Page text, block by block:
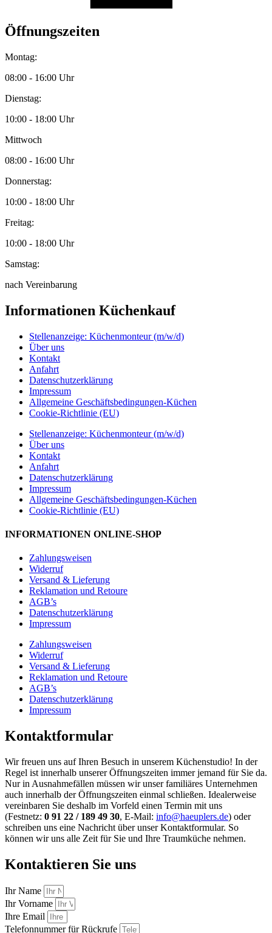
Öffnungszeiten
Montag:
08:00 - 16:00 Uhr
Dienstag:
10:00 - 18:00 Uhr
Mittwoch
08:00 - 16:00 Uhr
Donnerstag:
10:00 - 18:00 Uhr
Freitag:
10:00 - 18:00 Uhr
Samstag:
nach Vereinbarung
Informationen Küchenkauf
Stellenanzeige: Küchenmonteur (m/w/d)
Über uns
Kontakt
Anfahrt
Datenschutzerklärung
Impressum
Allgemeine Geschäftsbedingungen-Küchen
Cookie-Richtlinie (EU)
Stellenanzeige: Küchenmonteur (m/w/d)
Über uns
Kontakt
Anfahrt
Datenschutzerklärung
Impressum
Allgemeine Geschäftsbedingungen-Küchen
Cookie-Richtlinie (EU)
INFORMATIONEN ONLINE-SHOP
Zahlungsweisen
Widerruf
Versand & Lieferung
Reklamation und Retoure
AGB’s
Datenschutzerklärung
Impressum
Zahlungsweisen
Widerruf
Versand & Lieferung
Reklamation und Retoure
AGB’s
Datenschutzerklärung
Impressum
Kontaktformular
Wir freuen uns auf Ihren Besuch in unserem Küchenstudio! In der
Regel ist innerhalb unserer Öffnungszeiten immer jemand für Sie da.
Nur in Ausnahmefällen müssen wir unser familiäres Unternehmen
auch innerhalb der Öffnungszeiten einmal schließen. Idealerweise
vereinbaren Sie deshalb im Vorfeld einen Termin mit uns
(Festnetz: 0 91 22 / 189 49 30, E-Mail: info@haeuplers.de) oder
schreiben uns eine Nachricht über unser Kontaktformular. So
können wir uns alle Zeit für Sie und Ihre Traumküche nehmen.
Kontaktieren Sie uns
Ihr Name
Ihr Vorname
Ihre Email
Telefonnummer für Rückrufe